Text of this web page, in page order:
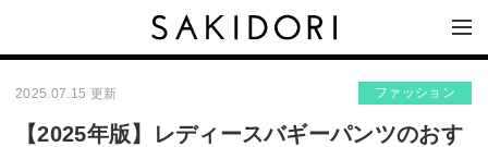
2025.07.15 更新 ファッション
【2025年版】レディースバギーパンツのおす